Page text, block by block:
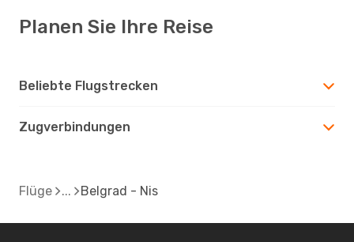
Planen Sie Ihre Reise
Beliebte Flugstrecken
Zugverbindungen
Flüge Belgrad - Nis